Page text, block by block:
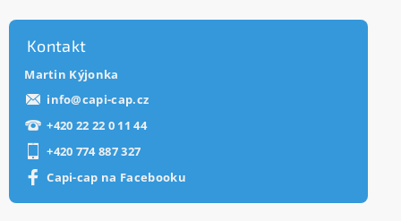
Kontakt
Martin Kýjonka
info@capi-cap.cz
+420 22 22 0 11 44
+420 774 887 327
Capi-cap na Facebooku